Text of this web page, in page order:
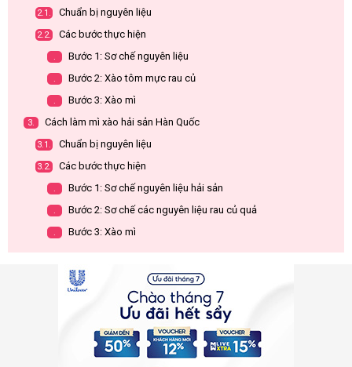
2.1. Chuẩn bị nguyên liệu
2.2. Các bước thực hiện
. Bước 1: Sơ chế nguyên liệu
. Bước 2: Xào tôm mực rau củ
. Bước 3: Xào mì
3. Cách làm mì xào hải sản Hàn Quốc
3.1. Chuẩn bị nguyên liệu
3.2. Các bước thực hiện
. Bước 1: Sơ chế nguyên liệu hải sản
. Bước 2: Sơ chế các nguyên liệu rau củ quả
. Bước 3: Xào mì